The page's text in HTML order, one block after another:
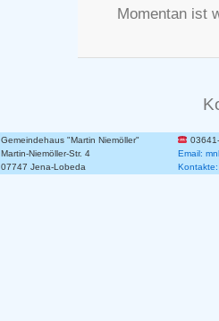
Momentan ist
Gemeindehaus "Martin Niemöller"
Martin-Niemöller-Str. 4
Email:
07747 Jena-Lobeda